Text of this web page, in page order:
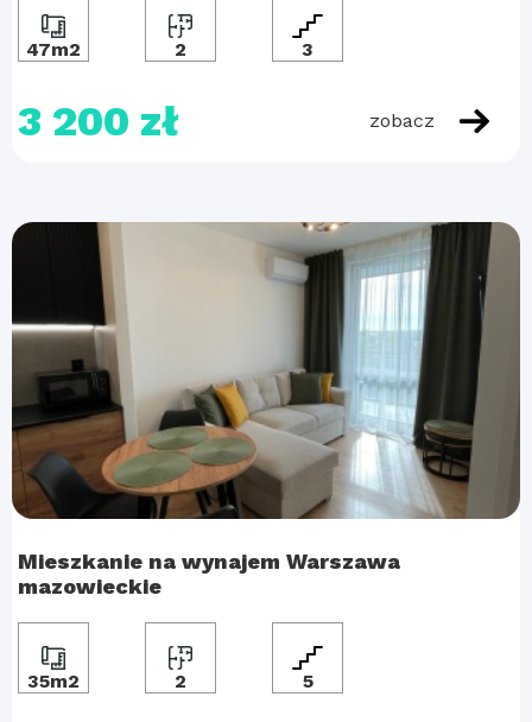
47m2 2 3
3 200 zł zobacz
Mieszkanie na wynajem Warszawa
mazowieckie
35m2 2 5